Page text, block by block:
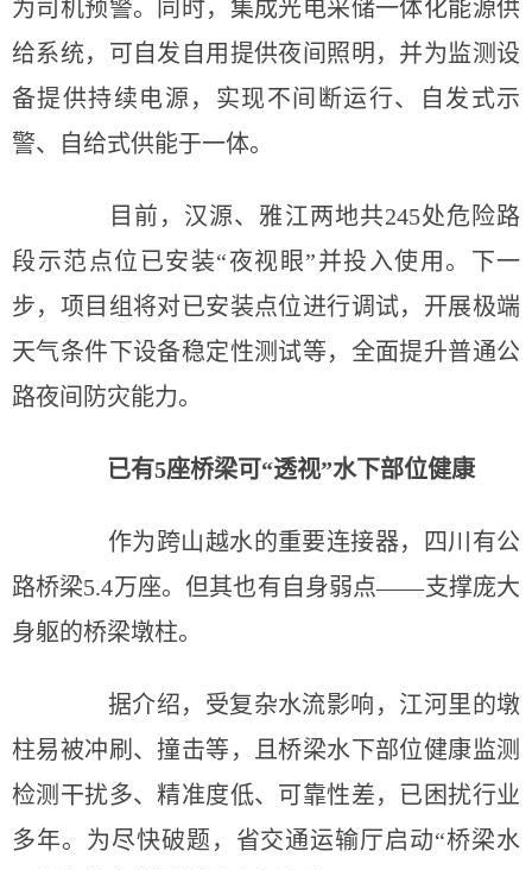
为司机预警。同时，集成光电采储一体化能源供
给系统，可自发自用提供夜间照明，并为监测设
备提供持续电源，实现不间断运行、自发式示
警、自给式供能于一体。
目前，汉源、雅江两地共245处危险路
段示范点位已安装“夜视眼”并投入使用。下一
步，项目组将对已安装点位进行调试，开展极端
天气条件下设备稳定性测试等，全面提升普通公
路夜间防灾能力。
已有5座桥梁可“透视”水下部位健康
作为跨山越水的重要连接器，四川有公
路桥梁5.4万座。但其也有自身弱点——支撑庞大
身躯的桥梁墩柱。
据介绍，受复杂水流影响，江河里的墩
柱易被冲刷、撞击等，且桥梁水下部位健康监测
检测干扰多、精准度低、可靠性差，已困扰行业
多年。为尽快破题，省交通运输厅启动“桥梁水